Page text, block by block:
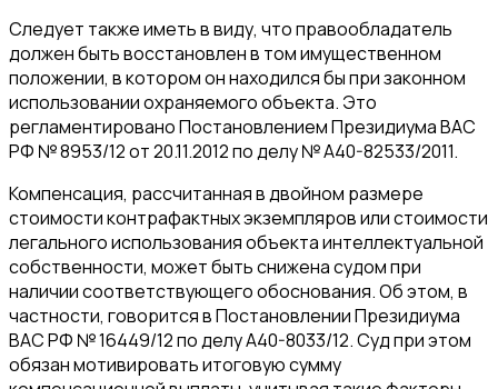
Следует также иметь в виду, что правообладатель
должен быть восстановлен в том имущественном
положении, в котором он находился бы при законном
использовании охраняемого объекта. Это
регламентировано Постановлением Президиума ВАС
РФ № 8953/12 от 20.11.2012 по делу № А40-82533/2011.
Компенсация, рассчитанная в двойном размере
стоимости контрафактных экземпляров или стоимости
легального использования объекта интеллектуальной
собственности, может быть снижена судом при
наличии соответствующего обоснования. Об этом, в
частности, говорится в Постановлении Президиума
ВАС РФ № 16449/12 по делу А40-8033/12. Суд при этом
обязан мотивировать итоговую сумму